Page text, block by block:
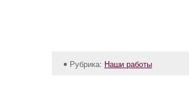
Рубрика: Наши работы